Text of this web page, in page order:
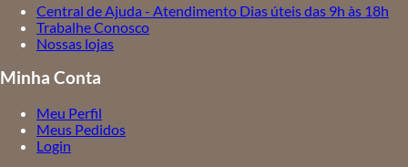
Central de Ajuda - Atendimento Dias úteis das 9h às 18h
Trabalhe Conosco
Nossas lojas
Minha Conta
Meu Perfil
Meus Pedidos
Login